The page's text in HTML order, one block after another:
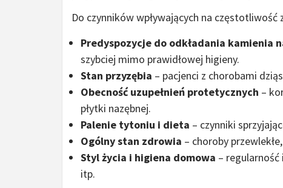
Do czynników wpływających na
Predyspozycje do odkładania kamienia
szybciej mimo prawidłowej higieny.
Stan przyzębia – pacjenci z chorobami
Obecność uzupełnień protetycznych –
płytki nazębnej.
Palenie tytoniu i dieta – czynniki
Ogólny stan zdrowia – choroby
Styl życia i higiena domowa –
itp.